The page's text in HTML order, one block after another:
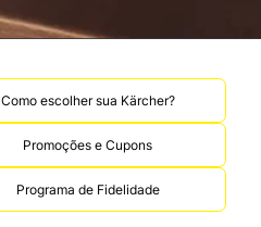
Como escolher sua Kärcher?
Promoções e Cupons
Programa de Fidelidade